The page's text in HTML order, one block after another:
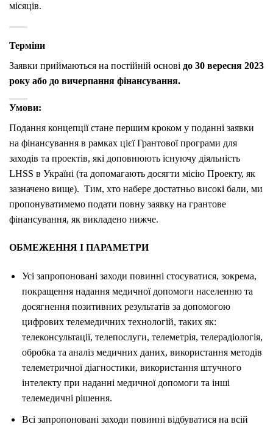
місяців.
Терміни
Заявки приймаються на постійній основі до 30 вересня 2023
року або до вичерпання фінансування.
Умови:
Подання концепції стане першим кроком у поданні заявки
на фінансування в рамках цієї Грантової програми для
заходів та проектів, які доповнюють існуючу діяльність
LHSS в Україні (та допомагають досягти місію Проекту, як
зазначено вище). Тим, хто набере достатньо високі бали, ми
пропонуватимемо подати повну заявку на грантове
фінансування, як викладено нижче.
ОБМЕЖЕННЯ І ПАРАМЕТРИ
Усі запропоновані заходи повинні стосуватися, зокрема,
покращення надання медичної допомоги населенню та
досягнення позитивних результатів за допомогою
цифрових телемедичних технологій, таких як:
телеконсультації, телепослуги, телеметрія, телерадіологія,
обробка та аналіз медичних даних, використання методів
телеметричної діагностики, використання штучного
інтелекту при наданні медичної допомоги та інші
телемедичні рішення.
Всі запропоновані заходи повинні відбуватися на всій